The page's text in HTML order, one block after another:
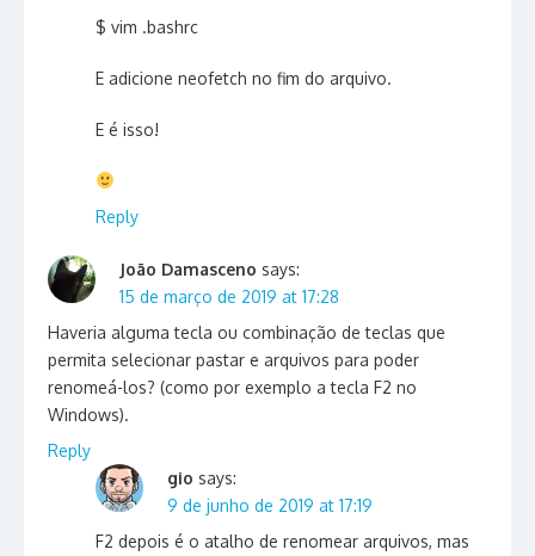
$ vim .bashrc
E adicione neofetch no fim do arquivo.
E é isso!
Reply
João Damasceno says:
15 de março de 2019 at 17:28
Haveria alguma tecla ou combinação de teclas que
permita selecionar pastar e arquivos para poder
renomeá-los? (como por exemplo a tecla F2 no
Windows).
Reply
gio says:
9 de junho de 2019 at 17:19
F2 depois é o atalho de renomear arquivos, mas